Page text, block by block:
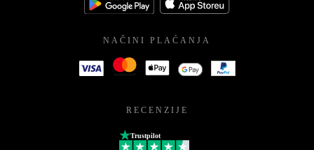
NAČINI PLAĆANJA
RECENZIJE
Trustpilot